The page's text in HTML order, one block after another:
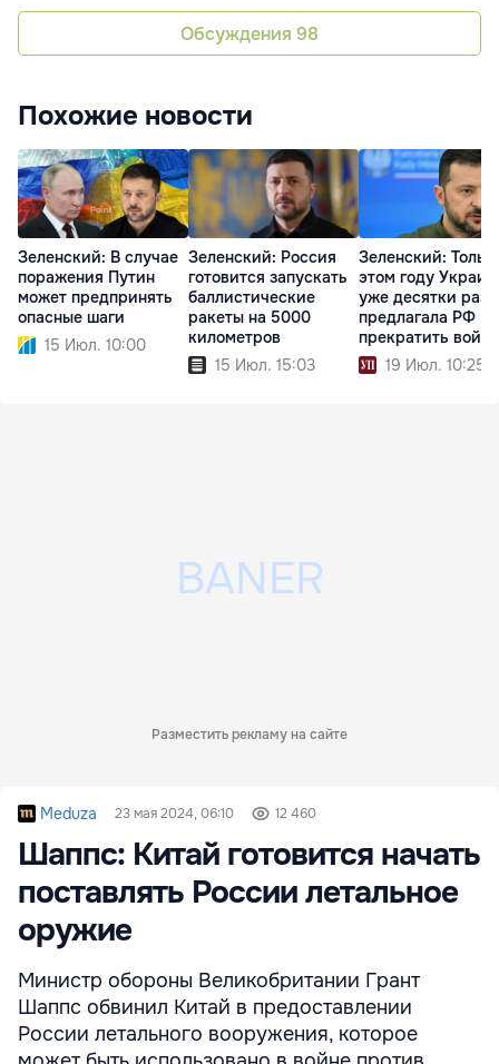
Обсуждения 98
Похожие новости
Зеленский: В случае
поражения Путин
может предпринять
опасные шаги
15 Июл. 10:00
Зеленский: Россия
готовится запускать
баллистические
ракеты на 5000
километров
15 Июл. 15:03
Зеленский:
этом году
уже десятки раз
предлагала РФ
прекратить войну
19 Июл. 10:25
Разместить рекламу на сайте
Meduza 23 мая 2024, 06:10 12 460
Шаппс: Китай готовится начать
поставлять России летальное
оружие
Министр обороны Великобритании Грант
Шаппс обвинил Китай в предоставлении
России летального вооружения, которое